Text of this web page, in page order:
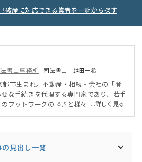
破産に対応できる業者を一覧から探す
書士事務所 司法書士 越田一希
都市生まれ。不動産・相続・会社の「登
な手続きを代理する専門家であり、若手
フットワークの軽さと様々な職業経験で
を心がけており評価を得ている。
...詳しく見る
の見出し一覧